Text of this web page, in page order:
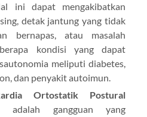
ini dapat mengakibatkan
detak jantung yang tidak
bernapas, atau masalah
kondisi yang dapat
meliputi diabetes,
dan penyakit autoimun.
Ortostatik Postural
gangguan yang